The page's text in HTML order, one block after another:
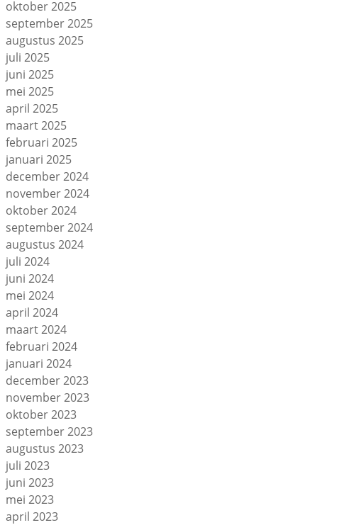
oktober 2025
september 2025
augustus 2025
juli 2025
juni 2025
mei 2025
april 2025
maart 2025
februari 2025
januari 2025
december 2024
november 2024
oktober 2024
september 2024
augustus 2024
juli 2024
juni 2024
mei 2024
april 2024
maart 2024
februari 2024
januari 2024
december 2023
november 2023
oktober 2023
september 2023
augustus 2023
juli 2023
juni 2023
mei 2023
april 2023